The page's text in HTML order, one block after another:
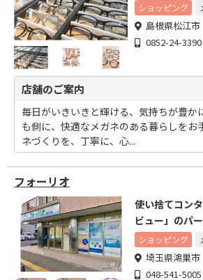
適なメガネのあ
ショッピング
島根県松江
0852-24-3390
店舗のご案内
毎日がいきいきと輝ける、気持ちが豊か
も側に、快適なメガネのある暮らしをお
ネづくりを、丁寧に、心...
フォーリオ
使い捨てコン
ビュー」のパ
す。
ショッピング
埼玉県鴻巣市
048-541-5005